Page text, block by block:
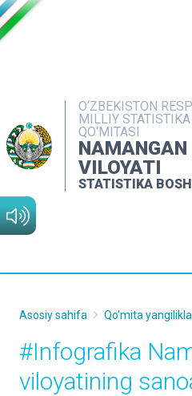
O‘ZBEKISTON
MILLIY STATISTIKA
QO‘MITASI
NAMANGAN
VILOYATI
STATISTIKA
INTERAKTIV
MATBUOT
Asosiy sahifa Qo'mita
#Infografika
viloyatining